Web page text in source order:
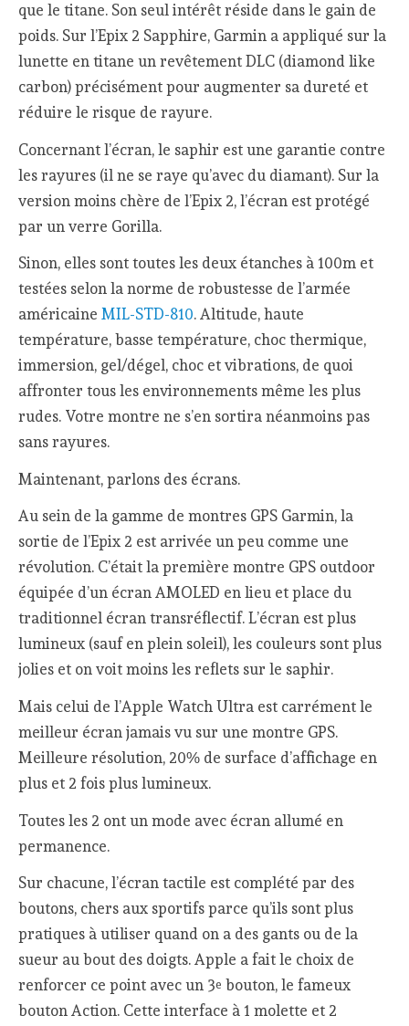
que le titane. Son seul intérêt réside dans le gain de
poids. Sur l’Epix 2 Sapphire, Garmin a appliqué sur la
lunette en titane un revêtement DLC (diamond like
carbon) précisément pour augmenter sa dureté et
réduire le risque de rayure.
Concernant l’écran, le saphir est une garantie contre
les rayures (il ne se raye qu’avec du diamant). Sur la
version moins chère de l’Epix 2, l’écran est protégé
par un verre Gorilla.
Sinon, elles sont toutes les deux étanches à 100m et
testées selon la norme de robustesse de l’armée
américaineMIL-STD-810. Altitude, haute
température, basse température, choc thermique,
immersion, gel/dégel, choc et vibrations, de quoi
affronter tous les environnements même les plus
rudes. Votre montre ne s’en sortira néanmoins pas
sans rayures.
Maintenant, parlons des écrans.
Au sein de la gamme de montres GPS Garmin, la
sortie de l’Epix 2 est arrivée un peu comme une
révolution. C’était la première montre GPS outdoor
équipée d’un écran AMOLED en lieu et place du
traditionnel écran transréflectif. L’écran est plus
lumineux (sauf en plein soleil), les couleurs sont plus
jolies et on voit moins les reflets sur le saphir.
Mais celui de l’Apple Watch Ultra est carrément le
meilleur écran jamais vu sur une montre GPS.
Meilleure résolution, 20% de surface d’affichage en
plus et 2 fois plus lumineux.
Toutes les 2 ont un mode avec écran allumé en
permanence.
Sur chacune, l’écran tactile est complété par des
boutons, chers aux sportifs parce qu’ils sont plus
pratiques à utiliser quand on a des gants ou de la
sueur au bout des doigts. Apple a fait le choix de
renforcer ce point avec un 3e bouton, le fameux
bouton Action. Cette interface à 1 molette et 2